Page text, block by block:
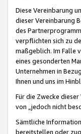
Diese Vereinbarung
dieser Vereinbarung
des
verpflichten sich zu
maßgeblich. Im Falle
eines gesonderten
Unternehmen in
Ihnen und uns im
Für die Zwecke
von „jedoch nicht
Sämtliche
bereitstellen oder